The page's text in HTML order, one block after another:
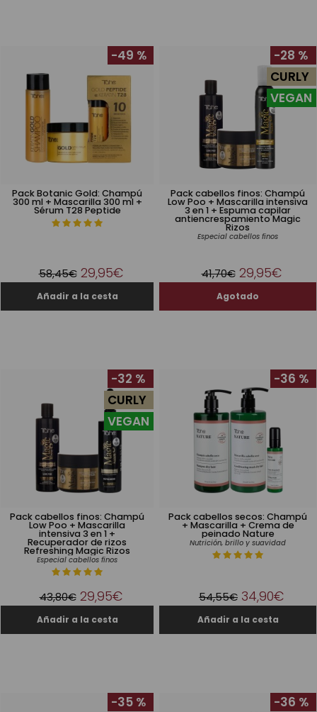
Pack Botanic Gold: Champú
300 ml + Mascarilla 300 ml +
Sérum T28 Peptide
-49 %
58,45€ 29,95€
Pack cabellos finos: Champú
Low Poo + Mascarilla intensiva
3 en 1 + Espuma capilar
antiencrespamiento Magic
Rizos
Especial cabellos finos
CURLY
VEGAN
-28 %
41,70€ 29,95€
Pack cabellos finos: Champú
Low Poo + Mascarilla
intensiva 3 en 1 +
Recuperador de rizos
Refreshing Magic Rizos
Especial cabellos finos
CURLY
VEGAN
-32 %
43,80€ 29,95€
Pack cabellos secos: Champú
+ Mascarilla + Crema de
peinado Nature
Nutrición, brillo y suavidad
-36 %
54,55€ 34,90€
-35 % -36 %